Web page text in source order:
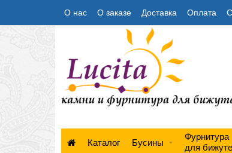
О нас О заказе Доставка Оплата
Каталог Бусины
Фурнитура
для